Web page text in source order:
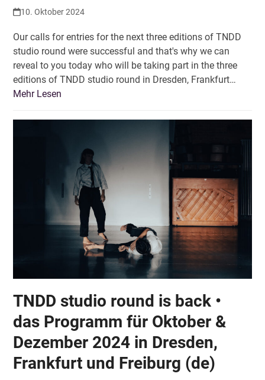
10. Oktober 2024
Our calls for entries for the next three editions of TNDD
studio round were successful and that's why we can
reveal to you today who will be taking part in the three
editions of TNDD studio round in Dresden, Frankfurt…
Mehr Lesen
TNDD studio round is back •
das Programm für Oktober &
Dezember 2024 in Dresden,
Frankfurt und Freiburg (de)